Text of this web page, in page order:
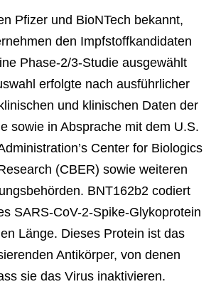
Pfizer und BioNTech bekannt,
den Impfstoffkandidaten
Phase-2/3-Studie ausgewählt
erfolgte nach ausführlicher
und klinischen Daten der
sowie in Absprache mit dem U.S.
Center for Biologics
(CBER) sowie weiteren
BNT162b2 codiert
SARS-CoV-2-Spike-Glykoprotein
Länge. Dieses Protein ist das
Antikörper, von denen
sie das Virus inaktivieren.